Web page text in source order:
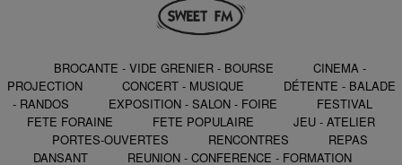
BROCANTE - VIDE GRENIER - BOURSE
CINEMA -
PROJECTION
CONCERT - MUSIQUE
DÉTENTE - BALADE
- RANDOS
EXPOSITION - SALON - FOIRE
FESTIVAL
FETE FORAINE
FETE POPULAIRE
JEU - ATELIER
PORTES-OUVERTES
RENCONTRES
REPAS
DANSANT
REUNION - CONFERENCE - FORMATION